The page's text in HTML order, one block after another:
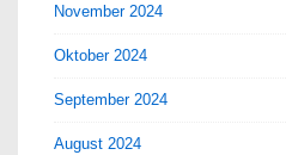
November 2024
Oktober 2024
September 2024
August 2024